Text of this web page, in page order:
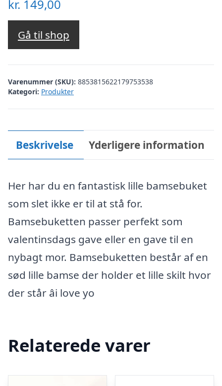
kr. 149,00
Gå til shop
Varenummer (SKU): 8853815622179753538
Kategori: Produkter
Beskrivelse Yderligere information
Her har du en fantastisk lille bamsebuket
som slet ikke er til at stå for.
Bamsebuketten passer perfekt som
valentinsdags gave eller en gave til en
nybagt mor. Bamsebuketten består af en
sød lille bamse der holder et lille skilt hvor
der står âi love yo
Relaterede varer